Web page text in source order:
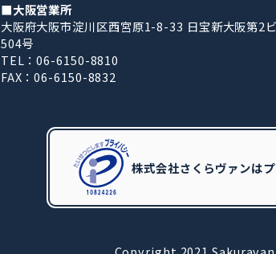
■大阪営業所
大阪府大阪市淀川区西宮原1-8-33 日宝新大阪第2
504号
TEL：06-6150-8810
FAX：06-6150-8832
株式会社さくらヴァンは